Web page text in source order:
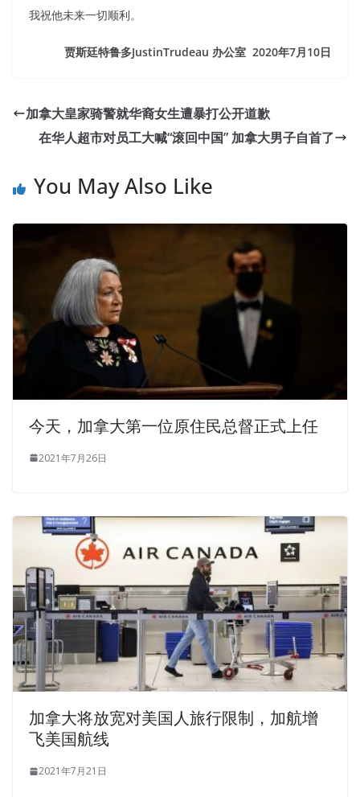
我祝他未来一切顺利。
贾斯廷特鲁多JustinTrudeau 办公室 2020年7月10日
加拿大皇家骑警就华裔女生遭暴打公开道歉
在华人超市对员工大喊“滚回中国” 加拿大男子自首了
You May Also Like
今天，加拿大第一位原住民总督正式上任
2021年7月26日
加拿大将放宽对美国人旅行限制，加航增
飞美国航线
2021年7月21日